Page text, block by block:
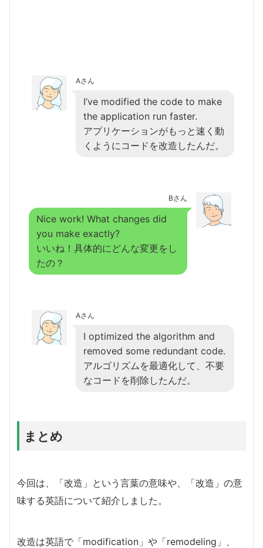
Aさん
I’ve modified the code to make
the application run faster.
アプリケーションがもっと速く動
くようにコードを改造したんだ。
Bさん
Nice work! What changes did
you make exactly?
いいね！具体的にどんな変更をし
たの？
Aさん
I optimized the algorithm and
removed some redundant code.
アルゴリズムを最適化して、不要
なコードを削除したんだ。
まとめ
今回は、「改造」という言葉の意味や、「改造」の意
味する英語について紹介しました。
改造は英語で「modification」や「remodeling」、